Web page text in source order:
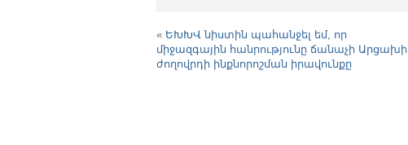
« ԵԽԽՎ նիստին պահանջել եմ, որ
միջազգային հանրությունը ճանաչի Արցախի
ժողովրդի ինքնորոշման իրավունքը